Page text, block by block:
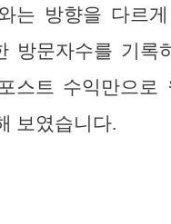
는 방향을 다르
방문자수를 기록
스트 수익만으로
보였습니다.